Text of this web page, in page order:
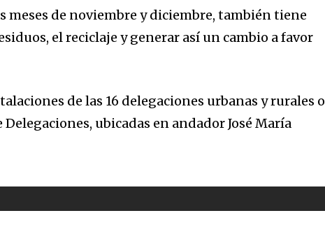
meses de noviembre y diciembre, también tiene
el reciclaje y generar así un cambio a favor
de las 16 delegaciones urbanas y rurales o
ubicadas en andador José María